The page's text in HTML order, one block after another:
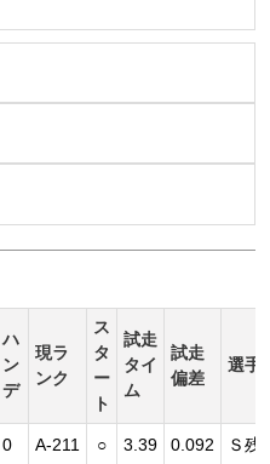
ハ
ン
デ
現ラ
ンク
ス
タ
ー
ト
試走
タイ
ム
試走
偏差
選手
0 A-211 ○ 3.39 0.092 Ｓ残